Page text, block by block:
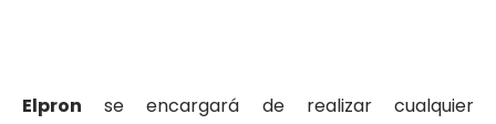
Elpron se encargará de realizar cualquier